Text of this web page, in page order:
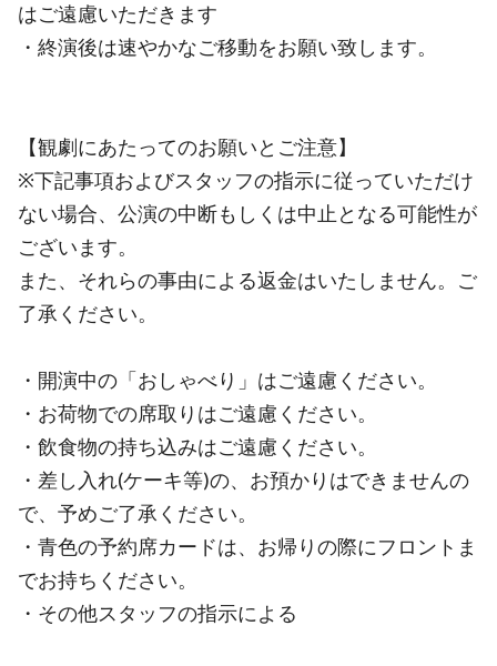
はご遠慮いただきます
・終演後は速やかなご移動をお願い致します。
【観劇にあたってのお願いとご注意】
※下記事項およびスタッフの指示に従っていただけ
ない場合、公演の中断もしくは中止となる可能性が
ございます。
また、それらの事由による返金はいたしません。ご
了承ください。
・開演中の「おしゃべり」はご遠慮ください。
・お荷物での席取りはご遠慮ください。
・飲食物の持ち込みはご遠慮ください。
・差し入れ(ケーキ等)の、お預かりはできませんの
で、予めご了承ください。
・青色の予約席カードは、お帰りの際にフロントま
でお持ちください。
・その他スタッフの指示による